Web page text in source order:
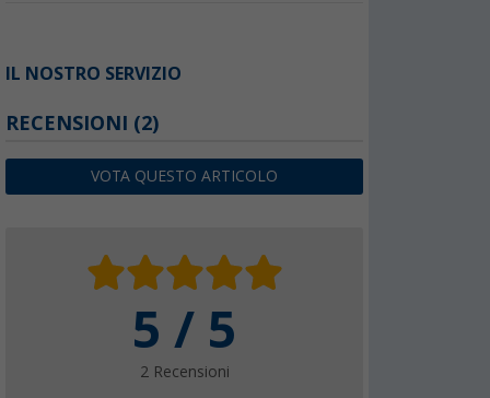
IL NOSTRO SERVIZIO
RECENSIONI (2)
VOTA QUESTO ARTICOLO
5 / 5
2 Recensioni